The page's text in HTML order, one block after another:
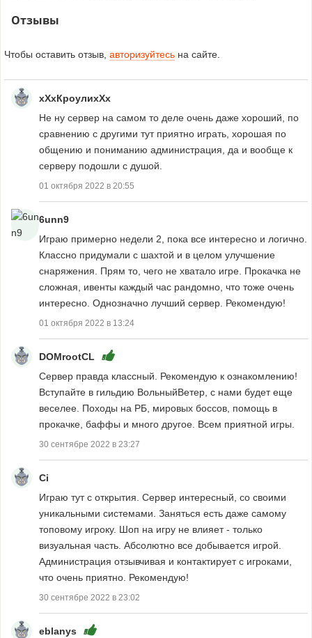
Отзывы
Чтобы оставить отзыв, авторизуйтесь на сайте.
хХхКроулихХх
Не ну сервер на самом то деле очень даже хороший, по
сравнению с другими тут приятно играть, хорошая по
общению и пониманию администрация, да и вообще к
серверу подошли с душой.
01 октября 2022 в 20:55
6unn9
Играю примерно недели 2, пока все интересно и логично.
Классно придумали с шахтой и в целом улучшение
снаряжения. Прям то, чего не хватало игре. Прокачка не
сложная, ивенты каждый час рандомно, что тоже очень
интересно. Однозначно лучший сервер. Рекомендую!
01 октября 2022 в 13:24
DOMrootCL
Сервер правда классный. Рекомендую к ознакомлению!
Вступайте в гильдию ВольныйВетер, с нами будет еще
веселее. Походы на РБ, мировых боссов, помощь в
прокачке, баффы и много другое. Всем приятной игры.
30 сентябре 2022 в 23:27
Ci
Играю тут с открытия. Сервер интересный, со своими
уникальными системами. Заняться есть даже самому
топовому игроку. Шоп на игру не влияет - только
визуальная часть. Абсолютно все добывается игрой.
Администрация отзывчивая и контактирует с игроками,
что очень приятно. Рекомендую!
30 сентябре 2022 в 23:02
eblanys